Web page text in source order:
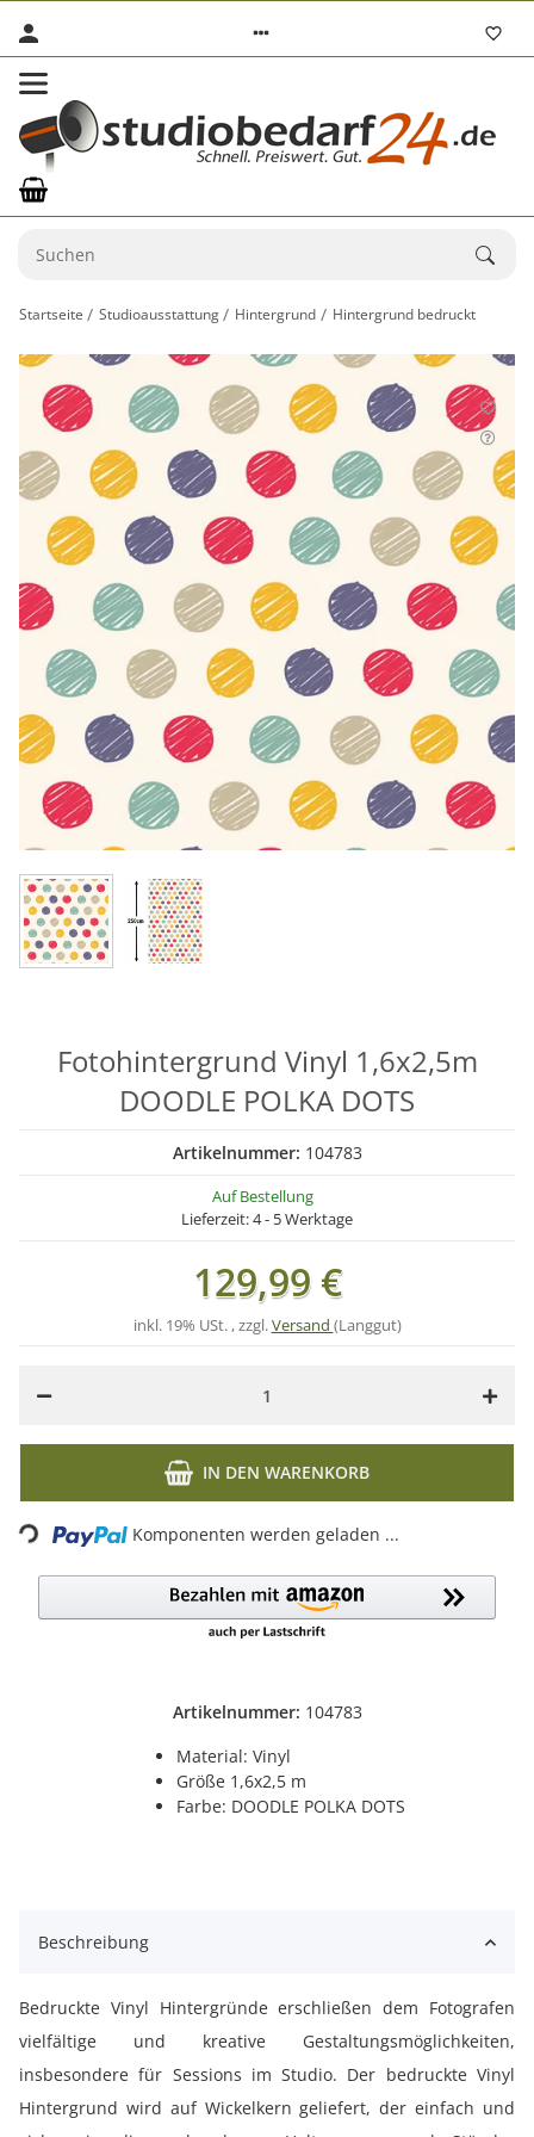
Startseite Studioausstattung Hintergrund Hintergrund bedruckt
Artikelnummer: 104783
Material: Vinyl
Größe 1,6x2,5 m
Farbe: DOODLE POLKA DOTS
Fotohintergrund Vinyl 1,6x2,5m
DOODLE POLKA DOTS
Artikelnummer: 104783
Auf Bestellung
Lieferzeit:4 - 5 Werktage
129,99 €
inkl. 19% USt. , zzgl.Versand (Langgut)
IN DEN WARENKORB
Loading... Komponenten werden geladen ...
Beschreibung
Bedruckte Vinyl Hintergründe erschließen dem Fotografen
vielfältige und kreative Gestaltungsmöglichkeiten,
insbesondere für Sessions im Studio. Der bedruckte Vinyl
Hintergrund wird auf Wickelkern geliefert, der einfach und